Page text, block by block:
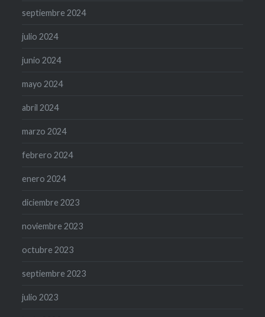
septiembre 2024
julio 2024
junio 2024
mayo 2024
abril 2024
marzo 2024
febrero 2024
enero 2024
diciembre 2023
noviembre 2023
octubre 2023
septiembre 2023
julio 2023